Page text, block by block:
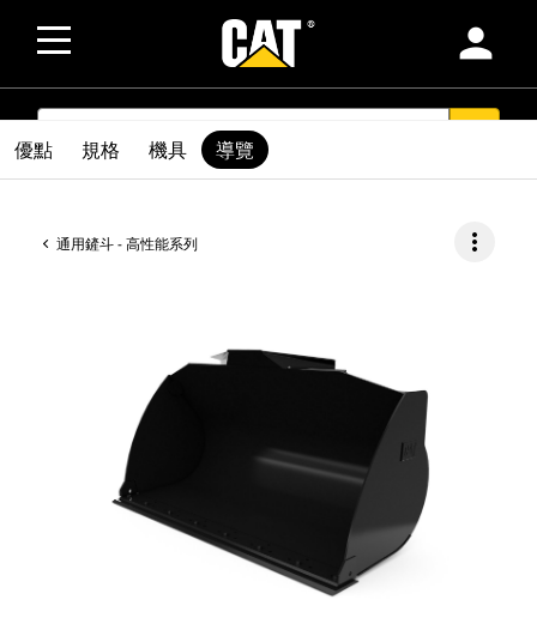
person
SEARCH
通用鏟斗 - 高性能系列 more_vert
優點 規格 機具 導覽